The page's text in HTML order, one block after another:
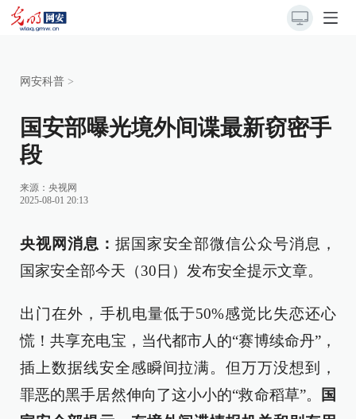
网安科普 >
国安部曝光境外间谍最新窃密手
段
来源： 央视网
2025-08-01 20:13
央视网消息： 据国家安全部微信公众号消息，
国家安全部今天（30日）发布安全提示文章。
出门在外，手机电量低于50%感觉比失恋还心
慌！共享充电宝，当代都市人的“赛博续命丹”，
插上数据线安全感瞬间拉满。但万万没想到，
罪恶的黑手居然伸向了这小小的“救命稻草”。
国